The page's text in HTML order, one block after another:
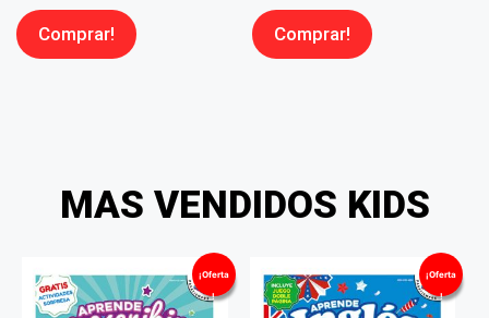
Comprar! Comprar!
MAS VENDIDOS KIDS
¡Oferta
!
¡Oferta
!